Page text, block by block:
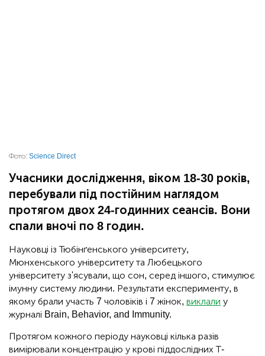
Фото: Science Direct
Учасники дослідження, віком 18-30 років,
перебували під постійним наглядом
протягом двох 24-годинних сеансів. Вони
спали вночі по 8 годин.
Науковці із Тюбінґенського університету,
Мюнхенського університету та Любецького
університету з'ясували, що сон, серед іншого, стимулює
імунну систему людини. Результати експерименту, в
якому брали участь 7 чоловіків і 7 жінок, виклали у
журналі Brain, Behavior, and Immunity.
Протягом кожного періоду науковці кілька разів
вимірювали концентрацію у крові піддослідних Т-